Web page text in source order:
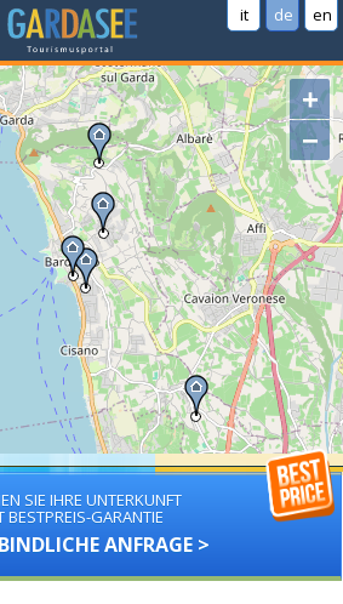
it de en
+
−
SIE IHRE UNTERKUNFT
BESTPREIS-GARANTIE
ANFRAGE >